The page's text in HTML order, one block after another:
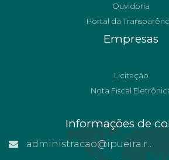
Ouvidoria
Portal da
Empresas
Licitação
Nota Fiscal
Informações de
administracao@ipueira.rn.gov.br